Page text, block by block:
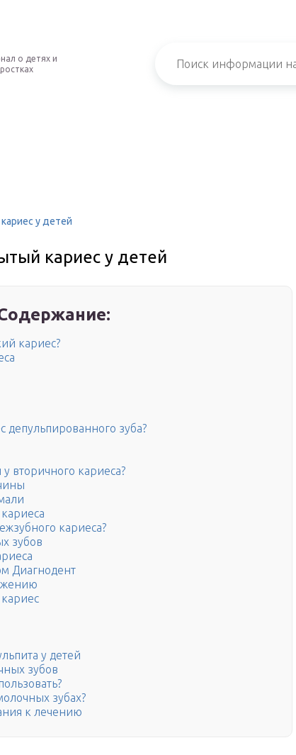
о детях и
у детей
кариес у детей
кариес?
депульпированного зуба?
вторичного кариеса?
кариеса?
зубов
Диагнодент
у детей
зубов
зубах?
к лечению